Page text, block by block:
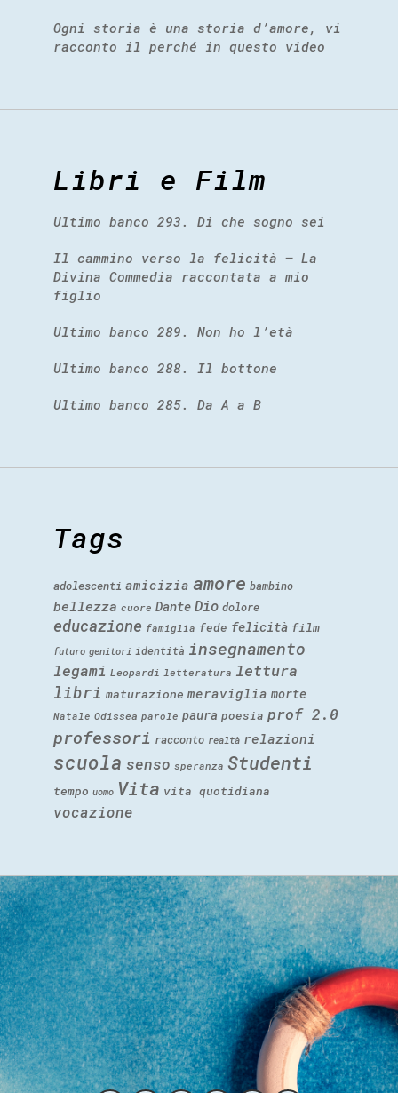
Ogni storia è una storia d’amore, vi
racconto il perché in questo video
Libri e Film
Ultimo banco 293. Di che sogno sei
Il cammino verso la felicità – La
Divina Commedia raccontata a mio
figlio
Ultimo banco 289. Non ho l’età
Ultimo banco 288. Il bottone
Ultimo banco 285. Da A a B
Tags
adolescenti amicizia amore bambino
bellezza cuore Dante Dio dolore
educazione famiglia fede felicità film
futuro genitori identità insegnamento
legami Leopardi letteratura lettura
libri maturazione meraviglia morte
Natale Odissea parole paura poesia prof 2.0
professori racconto realtà relazioni
scuola senso speranza Studenti
tempo uomo Vita vita quotidiana
vocazione